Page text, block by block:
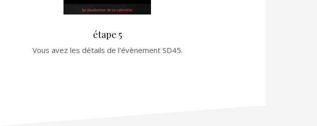
étape 5
Vous avez les détails de l'évènement SD45.